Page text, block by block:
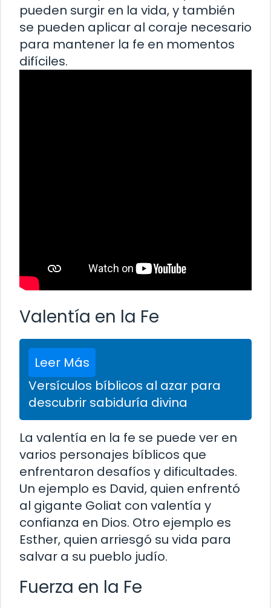
pueden surgir en la vida, y también
se pueden aplicar al coraje necesario
para mantener la fe en momentos
difíciles.
Valentía en la Fe
Leer Más
Versículos bíblicos al azar para
descubrir sabiduría divina
La valentía en la fe se puede ver en
varios personajes bíblicos que
enfrentaron desafíos y dificultades.
Un ejemplo es David, quien enfrentó
al gigante Goliat con valentía y
confianza en Dios. Otro ejemplo es
Esther, quien arriesgó su vida para
salvar a su pueblo judío.
Fuerza en la Fe